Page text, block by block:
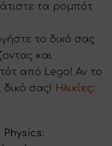
τα ρομπότ
το δικό σας
και
από Lego! Αν το
δικό σας! Ηλικίες:
Physics: